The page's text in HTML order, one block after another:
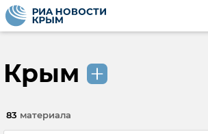
Крым
83 материала